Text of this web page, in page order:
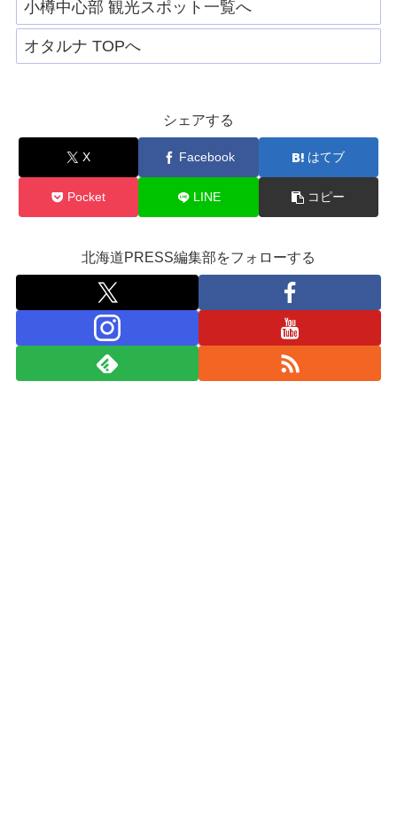
小樽中心部 観光スポット一覧へ
オタルナ TOPへ
シェアする
X Facebook はてブ
Pocket LINE コピー
北海道PRESS編集部をフォローする